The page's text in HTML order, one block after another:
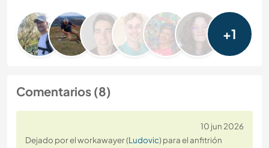
+1
Comentarios (8)
10 jun 2026
Dejado por el workawayer (Ludovic) para el anfitrión